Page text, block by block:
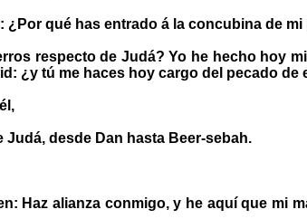
¿Por qué has entrado á la concubina de mi
respecto de Judá? Yo he hecho hoy
¿y tú me haces hoy cargo del pecado de
desde Dan hasta Beer-sebah.
Haz alianza conmigo, y he aquí que mi